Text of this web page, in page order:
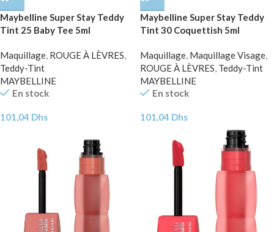
Maybelline Super Stay Teddy
Tint 25 Baby Tee 5ml
Maquillage, ROUGE À LÈVRES,
Teddy-Tint
MAYBELLINE
En stock
101,04 Dhs
Maybelline Super Stay Teddy
Tint 30 Coquettish 5ml
Maquillage, Maquillage Visage,
ROUGE À LÈVRES, Teddy-Tint
MAYBELLINE
En stock
101,04 Dhs